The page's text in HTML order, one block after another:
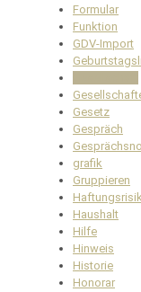
Formular
Funktion
GDV-Import
Gesetz
Gespräch
grafik
Gruppieren
Haushalt
Hilfe
Hinweis
Historie
Honorar